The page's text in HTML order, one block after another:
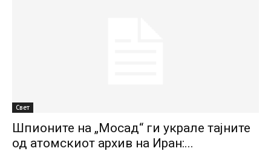
Свет
Шпионите на „Мосад“ ги украле тајните
од атомскиот архив на Иран:...